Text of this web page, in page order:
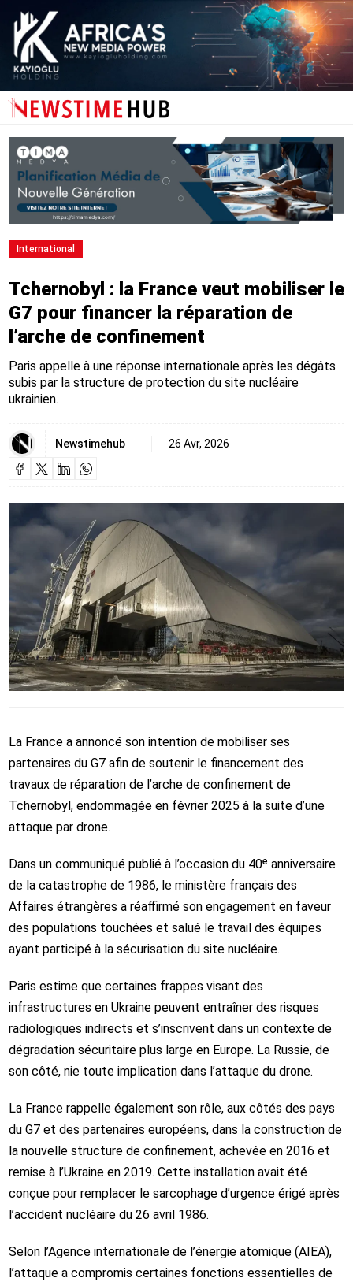
International
Tchernobyl : la France veut mobiliser le
G7 pour financer la réparation de
l’arche de confinement
Paris appelle à une réponse internationale après les dégâts
subis par la structure de protection du site nucléaire
ukrainien.
Newstimehub 26 Avr, 2026
La Francea annoncé son intention de mobiliser ses
partenaires du G7 afin de soutenir le financement des
travaux de réparation de l’arche de confinement de
Tchernobyl, endommagée en février 2025 à la suite d’une
attaque par drone.
Dans un communiqué publié à l’occasion du 40ᵉ anniversaire
de la catastrophe de 1986, le ministère français des
Affaires étrangères a réaffirmé son engagement en faveur
des populations touchées et salué le travail des équipes
ayant participé à la sécurisation du site nucléaire.
Paris estime que certaines frappes visant des
infrastructures en Ukraine peuvent entraîner des risques
radiologiques indirects et s’inscrivent dans un contexte de
dégradation sécuritaire plus large en Europe. La Russie, de
son côté, nie toute implication dans l’attaque du drone.
La France rappelle également son rôle, aux côtés des pays
du G7 et des partenaires européens, dans la construction de
la nouvelle structure de confinement, achevée en 2016 et
remise à l’Ukraine en 2019. Cette installation avait été
conçue pour remplacer le sarcophage d’urgence érigé après
l’accident nucléaire du 26 avril 1986.
Selon l’Agence internationale de l’énergie atomique (AIEA),
l’attaque a compromis certaines fonctions essentielles de